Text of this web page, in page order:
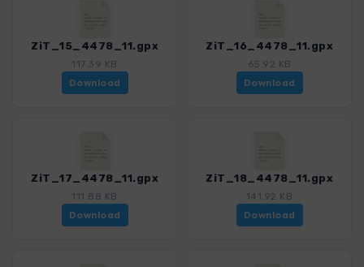
ZiT_15_4478_11.gpx
117.39 KB
Download
ZiT_16_4478_11.gpx
65.92 KB
Download
ZiT_17_4478_11.gpx
111.88 KB
Download
ZiT_18_4478_11.gpx
141.92 KB
Download